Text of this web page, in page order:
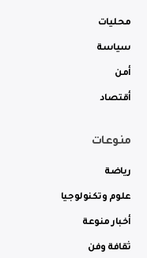
محليات
سياسة
أمن
أقتصاد
منوعات
رياضة
علوم وتكنولوجيا
أخبار منوعة
ثقافة وفن